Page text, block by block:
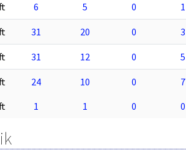
6 5 0 1
31 20 0 3
31 12 0 5
24 10 0 7
1 1 0 0